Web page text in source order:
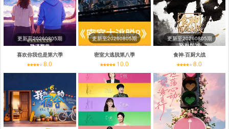
更新至20260805期
喜欢你我也是第六季
8.0
更新至20260805期
密室大逃脱第八季
10.0
更新至20260805期
食神·百厨大战
8.0